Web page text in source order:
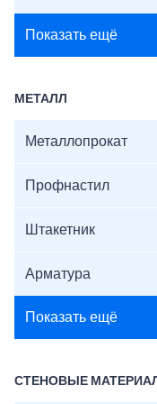
Показать ещё
МЕТАЛЛ
Металлопрокат
Профнастил
Штакетник
Арматура
Показать ещё
СТЕНОВЫЕ